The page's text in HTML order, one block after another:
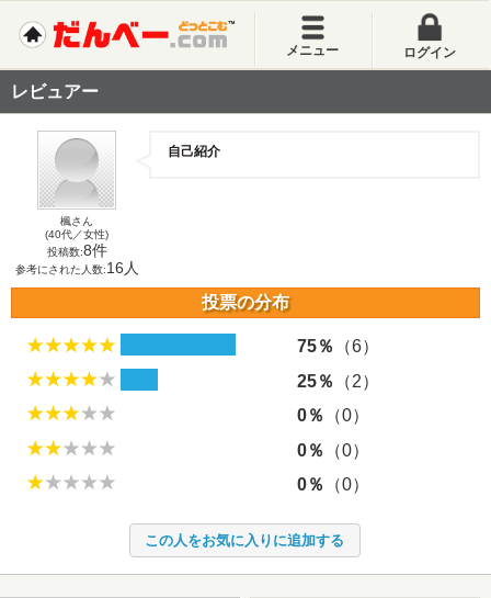
メニュー ログイン
レビュアー
楓さん
(40代／女性)
投稿数:8件
参考にされた人数:16人
自己紹介
投票の分布
75％
（6）
25％
（2）
0％
（0）
0％
（0）
0％
（0）